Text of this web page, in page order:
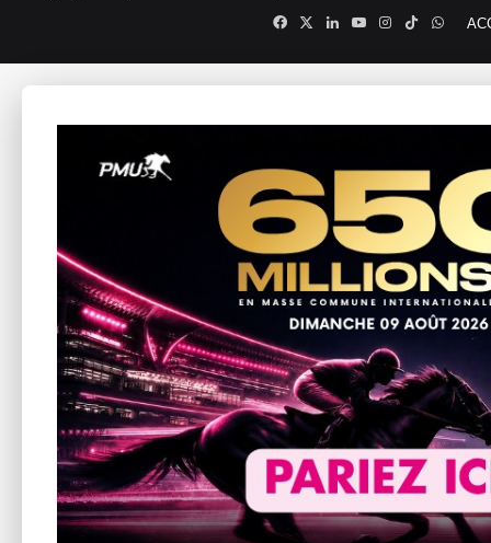
Facebook
X LinkedinYouTubeInstagram
TikTok